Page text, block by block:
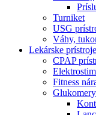
Turniket
USG
Váhy,
Lekárske
CPAP
Fitness
Glukomery